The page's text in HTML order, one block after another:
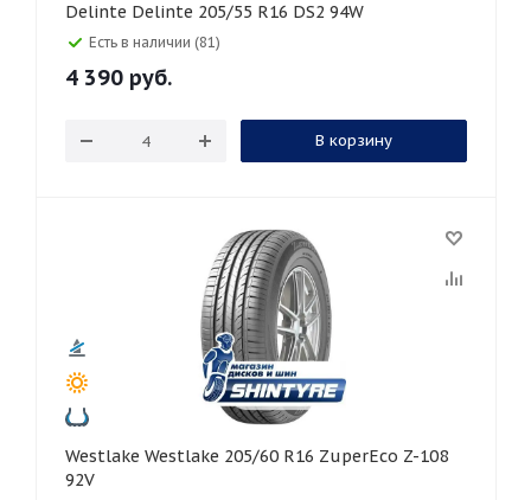
Delinte Delinte 205/55 R16 DS2 94W
Есть в наличии (81)
4 390 руб.
В корзину
Westlake Westlake 205/60 R16 ZuperEco Z-108
92V